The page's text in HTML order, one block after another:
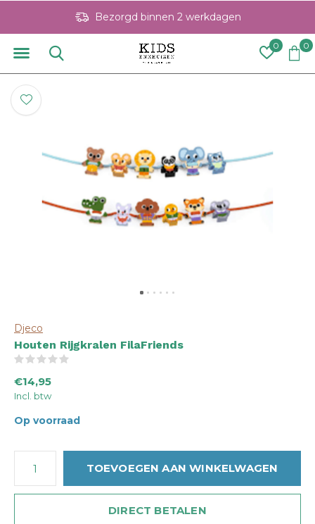
0 0
Bezorgd binnen 2 werkdagen
Djeco
Houten Rijgkralen FilaFriends
€14,95
Incl. btw
Op voorraad
TOEVOEGEN AAN WINKELWAGEN
DIRECT BETALEN